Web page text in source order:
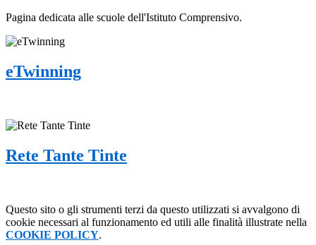
Pagina dedicata alle scuole dell'Istituto Comprensivo.
eTwinning
Rete Tante Tinte
Questo sito o gli strumenti terzi da questo utilizzati si avvalgono di
cookie necessari al funzionamento ed utili alle finalità illustrate nella
COOKIE POLICY.